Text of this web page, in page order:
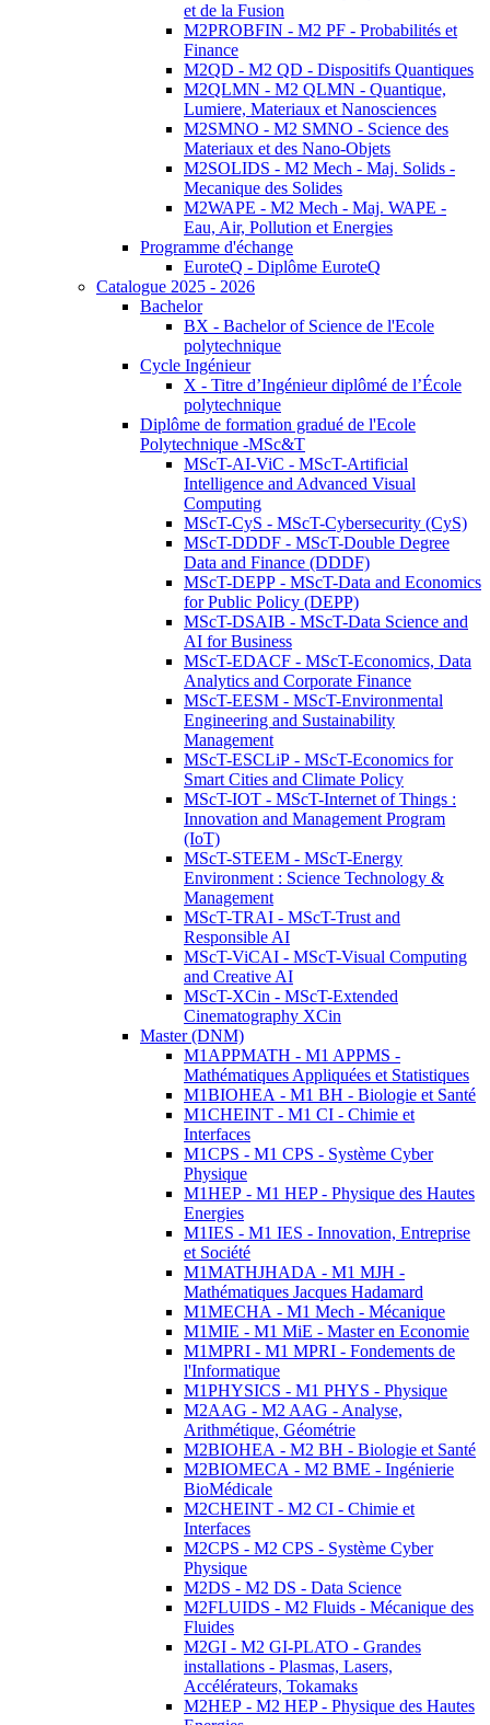
et de la Fusion
M2PROBFIN - M2 PF - Probabilités et
Finance
M2QD - M2 QD - Dispositifs Quantiques
M2QLMN - M2 QLMN - Quantique,
Lumiere, Materiaux et Nanosciences
M2SMNO - M2 SMNO - Science des
Materiaux et des Nano-Objets
M2SOLIDS - M2 Mech - Maj. Solids -
Mecanique des Solides
M2WAPE - M2 Mech - Maj. WAPE -
Eau, Air, Pollution et Energies
Programme d'échange
EuroteQ - Diplôme EuroteQ
Catalogue 2025 - 2026
Bachelor
BX - Bachelor of Science de l'Ecole
polytechnique
Cycle Ingénieur
X - Titre d’Ingénieur diplômé de l’École
polytechnique
Diplôme de formation gradué de l'Ecole
Polytechnique -MSc&T
MScT-AI-ViC - MScT-Artificial
Intelligence and Advanced Visual
Computing
MScT-CyS - MScT-Cybersecurity (CyS)
MScT-DDDF - MScT-Double Degree
Data and Finance (DDDF)
MScT-DEPP - MScT-Data and Economics
for Public Policy (DEPP)
MScT-DSAIB - MScT-Data Science and
AI for Business
MScT-EDACF - MScT-Economics, Data
Analytics and Corporate Finance
MScT-EESM - MScT-Environmental
Engineering and Sustainability
Management
MScT-ESCLiP - MScT-Economics for
Smart Cities and Climate Policy
MScT-IOT - MScT-Internet of Things :
Innovation and Management Program
(IoT)
MScT-STEEM - MScT-Energy
Environment : Science Technology &
Management
MScT-TRAI - MScT-Trust and
Responsible AI
MScT-ViCAI - MScT-Visual Computing
and Creative AI
MScT-XCin - MScT-Extended
Cinematography XCin
Master (DNM)
M1APPMATH - M1 APPMS -
Mathématiques Appliquées et Statistiques
M1BIOHEA - M1 BH - Biologie et Santé
M1CHEINT - M1 CI - Chimie et
Interfaces
M1CPS - M1 CPS - Système Cyber
Physique
M1HEP - M1 HEP - Physique des Hautes
Energies
M1IES - M1 IES - Innovation, Entreprise
et Société
M1MATHJHADA - M1 MJH -
Mathématiques Jacques Hadamard
M1MECHA - M1 Mech - Mécanique
M1MIE - M1 MiE - Master en Economie
M1MPRI - M1 MPRI - Fondements de
l'Informatique
M1PHYSICS - M1 PHYS - Physique
M2AAG - M2 AAG - Analyse,
Arithmétique, Géométrie
M2BIOHEA - M2 BH - Biologie et Santé
M2BIOMECA - M2 BME - Ingénierie
BioMédicale
M2CHEINT - M2 CI - Chimie et
Interfaces
M2CPS - M2 CPS - Système Cyber
Physique
M2DS - M2 DS - Data Science
M2FLUIDS - M2 Fluids - Mécanique des
Fluides
M2GI - M2 GI-PLATO - Grandes
installations - Plasmas, Lasers,
Accélérateurs, Tokamaks
M2HEP - M2 HEP - Physique des Hautes